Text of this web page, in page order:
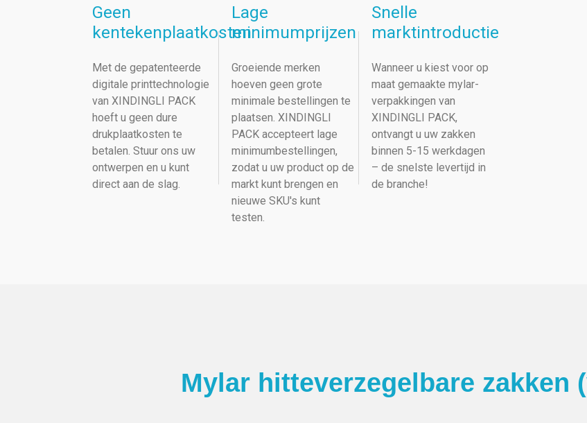
Geen
kentekenplaatkosten
Met de gepatenteerde
digitale printtechnologie
van XINDINGLI PACK
hoeft u geen dure
drukplaatkosten te
betalen. Stuur ons uw
ontwerpen en u kunt
direct aan de slag.
Lage
minimumprijzen
Groeiende merken
hoeven geen grote
minimale bestellingen te
plaatsen. XINDINGLI
PACK accepteert lage
minimumbestellingen,
zodat u uw product op de
markt kunt brengen en
nieuwe SKU's kunt
testen.
Snelle
marktintroductie
Wanneer u kiest voor op
maat gemaakte mylar-
verpakkingen van
XINDINGLI PACK,
ontvangt u uw zakken
binnen 5-15 werkdagen
– de snelste levertijd in
de branche!
Mylar hitteverzegelbare zakken